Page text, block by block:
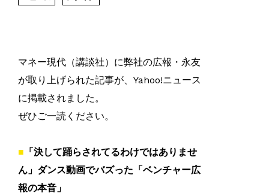
マネー現代（講談社）に弊社の広報・永友
が取り上げられた記事が、Yahoo!ニュース
に掲載されました。
ぜひご一読ください。
「決して踊らされてるわけではありませ
ん」ダンス動画でバズった「ベンチャー広
報の本音」